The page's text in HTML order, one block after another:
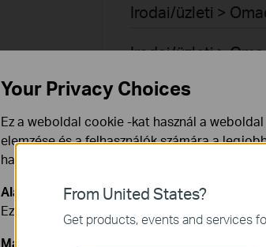
Irodai/üzleti >
Irodai/üzleti >
Irodai/üzleti >
Irodai/üzleti >
Irodai/üzleti >
From United States?
Get products, events and services
Your Privacy Choices
Ez a weboldal cookie -kat használ a
elemzése és a felhasználók számára a
használata ellen bármikor tiltakozhat.
Alap Cookie-k
Ezek a cookie -k a webhely működéséhez
Marketing és Elemző Cookie-k